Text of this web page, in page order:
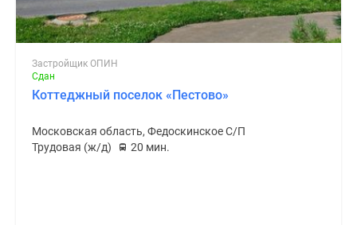
Застройщик ОПИН
Сдан
Коттеджный поселок «Пестово»
Московская область, Федоскинское С/П
Трудовая (ж/д)
20 мин.